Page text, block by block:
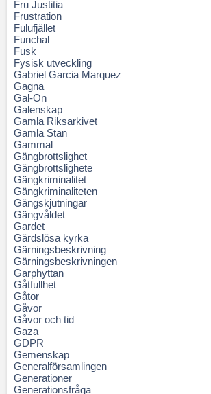
Fru Justitia
Frustration
Fulufjället
Funchal
Fusk
Fysisk utveckling
Gabriel Garcia Marquez
Gagna
Gal-On
Galenskap
Gamla Riksarkivet
Gamla Stan
Gammal
Gängbrottslighet
Gängbrottslighete
Gängkriminalitet
Gängkriminaliteten
Gängskjutningar
Gängvåldet
Gardet
Gärdslösa kyrka
Gärningsbeskrivning
Gärningsbeskrivningen
Garphyttan
Gåtfullhet
Gåtor
Gåvor
Gåvor och tid
Gaza
GDPR
Gemenskap
Generalförsamlingen
Generationer
Generationsfråga